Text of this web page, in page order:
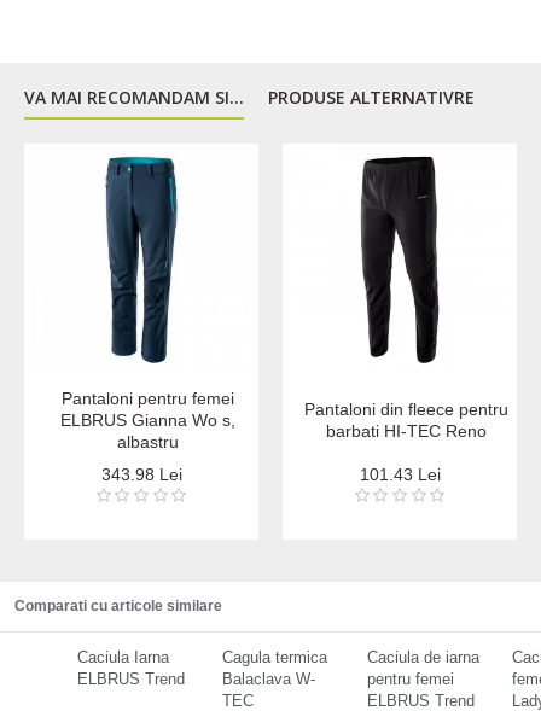
VA MAI RECOMANDAM SI... PRODUSE ALTERNATIVRE
Pantaloni pentru femei
ELBRUS Gianna Wo s,
albastru
343.98 Lei
Pantaloni din fleece pentru
barbati HI-TEC Reno
101.43 Lei
Comparati cu articole similare
Caciula Iarna
ELBRUS Trend
Cagula termica
Balaclava W-
TEC
Caciula de iarna
pentru femei
ELBRUS Trend